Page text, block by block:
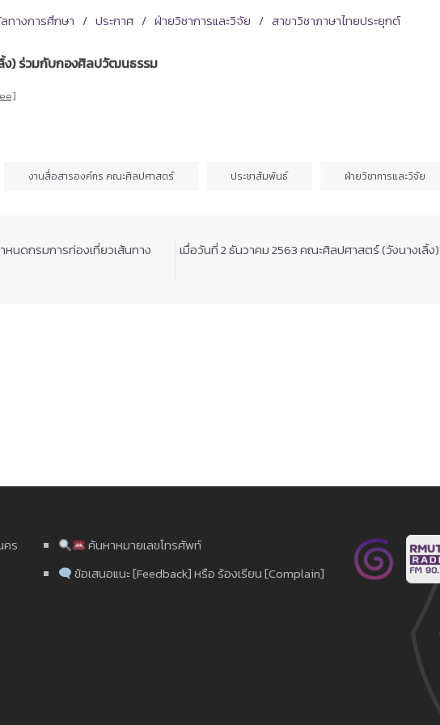
ทางการศึกษา ประกาศ ฝ่ายวิชาการและวิจัย สาขาวิชาภาษาไทยประยุกต์
ง) ร่วมกับกองศิลปวัฒนธรรม
งานสื่อสารองค์กร คณะศิลปศาสตร์ ประชาสัมพันธ์ ฝ่ายวิชาการและวิจัย
หนดกรมการท่องเที่ยวเส้นทาง​
เมื่อวันที่ 2 ธันวาคม 2563 คณะศิลปศาสตร์ (วังนางเลิ้
คร
ค้นหาหมายเลขโทรศัพท์
ข้อเสนอแนะ [Feedback] หรือ ร้องเรียน [Complain]